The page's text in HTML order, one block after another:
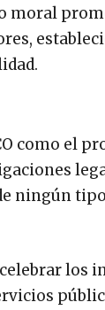
moral
como el
ningún
los